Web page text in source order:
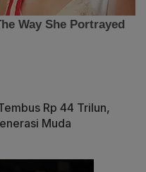
Rp 44 Trilun,
Muda